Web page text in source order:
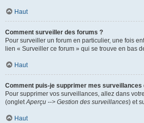
Haut
Comment surveiller des forums ?
Pour surveiller un forum en particulier, une fois
lien « Surveiller ce forum » qui se trouve en bas
Haut
Comment puis-je supprimer mes surveillances
Pour supprimer vos surveillances, allez dans
(ongletAperçu --> Gestion des surveillances) et
Haut